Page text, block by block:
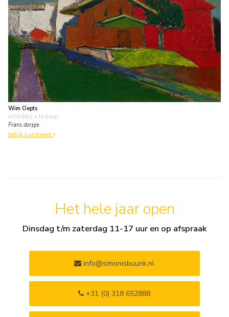
Wim Oepts
schilderij • te koop
Frans dorpje
bekijk kunstwerk
Het hele jaar open
Dinsdag t/m zaterdag 11-17 uur en op afspraak
info@simonisbuunk.nl
+31 (0) 318 652888